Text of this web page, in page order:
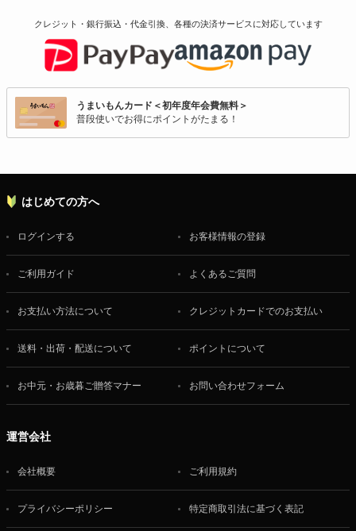
クレジット・銀行振込・代金引換、各種の決済サービスに対応しています
うまいもんカード＜初年度年会費無料＞
普段使いでお得にポイントがたまる！
はじめての方へ
ログインする お客様情報の登録
ご利用ガイド よくあるご質問
お支払い方法について クレジットカードでのお支払い
送料・出荷・配送について ポイントについて
お中元・お歳暮ご贈答マナー お問い合わせフォーム
運営会社
会社概要 ご利用規約
プライバシーポリシー 特定商取引法に基づく表記